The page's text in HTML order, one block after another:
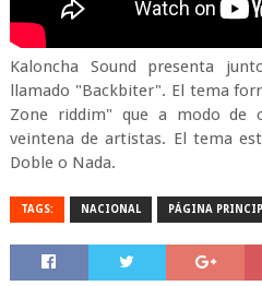
Kaloncha Sound presenta
llamado "Backbiter". El tema
Zone riddim" que a modo de
veintena de artistas. El tema
Doble o Nada.
TAGS: NACIONAL PÁGINA